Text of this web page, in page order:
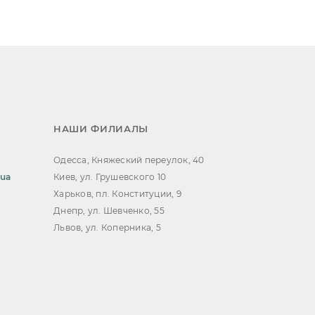
НАШИ ФИЛИАЛЫ
Одесса, Княжеский переулок, 40
Киев, ул. Грушевского 10
Харьков, пл. Конституции, 9
Днепр, ул. Шевченко, 55
Львов, ул. Коперника, 5